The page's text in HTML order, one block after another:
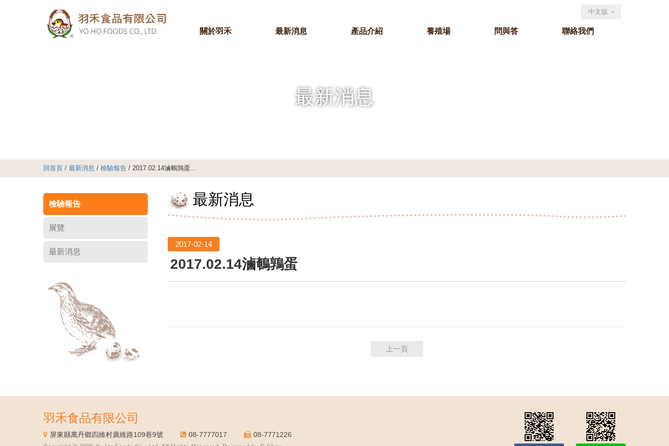
關於羽禾 最新消息 產品介紹 養殖場 問與答 聯絡我們
中文版
最新消息
回首頁 / 最新消息 / 檢驗報告 / 2017.02.14滷鵪鶉蛋...
檢驗報告
展覽
最新消息
最新消息
2017-02-14
2017.02.14滷鵪鶉蛋
上一頁
羽禾食品有限公司
屏東縣萬丹鄉四維村廣維路109巷9號 08-7777017 08-7771226